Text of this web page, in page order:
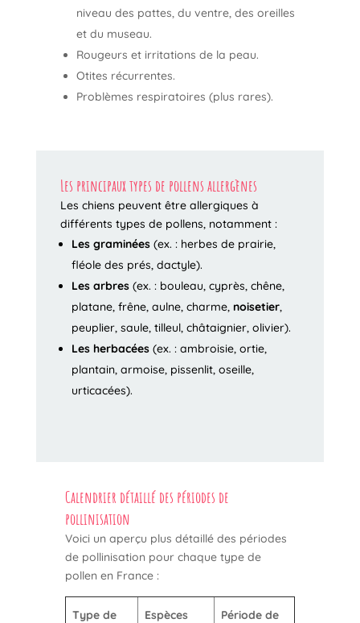
niveau des pattes, du ventre, des oreilles
et du museau.
Rougeurs et irritations de la peau.
Otites récurrentes.
Problèmes respiratoires (plus rares).
Les principaux types de pollens allergènes
Les chiens peuvent être allergiques à
différents types de pollens, notamment :
Les graminées(ex. : herbes de prairie,
fléole des prés, dactyle).
Les arbres(ex. : bouleau, cyprès, chêne,
platane, frêne, aulne, charme, noisetier,
peuplier, saule, tilleul, châtaignier, olivier).
Les herbacées(ex. : ambroisie, ortie,
plantain, armoise, pissenlit, oseille,
urticacées).
Calendrier détaillé des périodes de
pollinisation
Voici un aperçu plus détaillé des périodes
de pollinisation pour chaque type de
pollen en France :
Type de
Espèces
Période de